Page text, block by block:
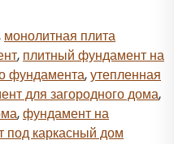
монолитная плита
, плитный фундамент на
фундамента,утепленная
для загородного дома,
,фундамент на
под каркасный дом